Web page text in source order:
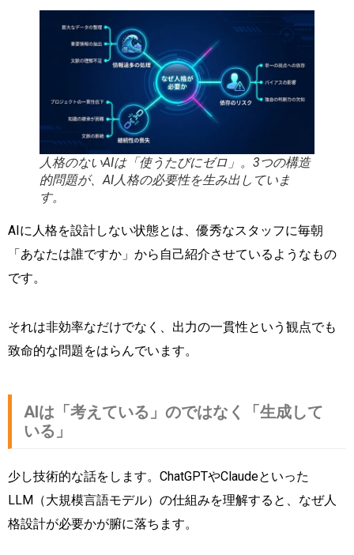
人格のないAIは「使うたびにゼロ」。3つの構造
的問題が、AI人格の必要性を生み出していま
す。
AIに人格を設計しない状態とは、優秀なスタッフに毎朝
「あなたは誰ですか」から自己紹介させているようなもの
です。
それは非効率なだけでなく、出力の一貫性という観点でも
致命的な問題をはらんでいます。
AIは「考えている」のではなく「生成して
いる」
少し技術的な話をします。ChatGPTやClaudeといった
LLM（大規模言語モデル）の仕組みを理解すると、なぜ人
格設計が必要かが腑に落ちます。